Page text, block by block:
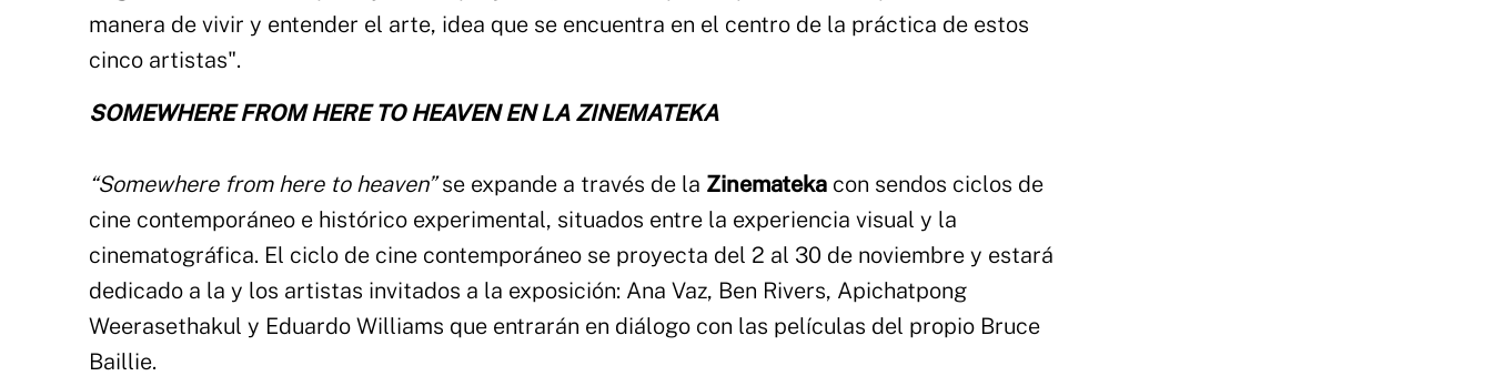
manera de vivir y entender el arte, idea que se encuentra en el centro de la práctica de estos
cinco artistas".
SOMEWHERE FROM HERE TO HEAVEN EN LA ZINEMATEKA
“Somewhere from here to heaven”se expande a través de la Zinemateka con sendos ciclos de
cine contemporáneo e histórico experimental, situados entre la experiencia visual y la
cinematográfica. El ciclo de cine contemporáneo se proyecta del 2 al 30 de noviembre y estará
dedicado a la y los artistas invitados a la exposición: Ana Vaz, Ben Rivers, Apichatpong
Weerasethakul y Eduardo Williams que entrarán en diálogo con las películas del propio Bruce
Baillie.